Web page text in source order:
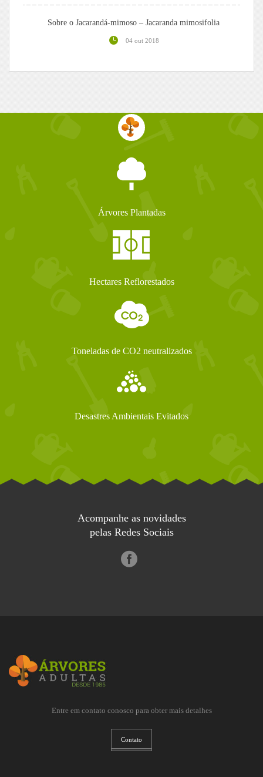
Sobre o Jacarandá-mimoso – Jacaranda mimosifolia
04 out 2018
Árvores Plantadas
Hectares Reflorestados
Toneladas de CO2 neutralizados
Desastres Ambientais Evitados
Acompanhe as novidades
pelas Redes Sociais
Entre em contato conosco para obter mais detalhes
Contato